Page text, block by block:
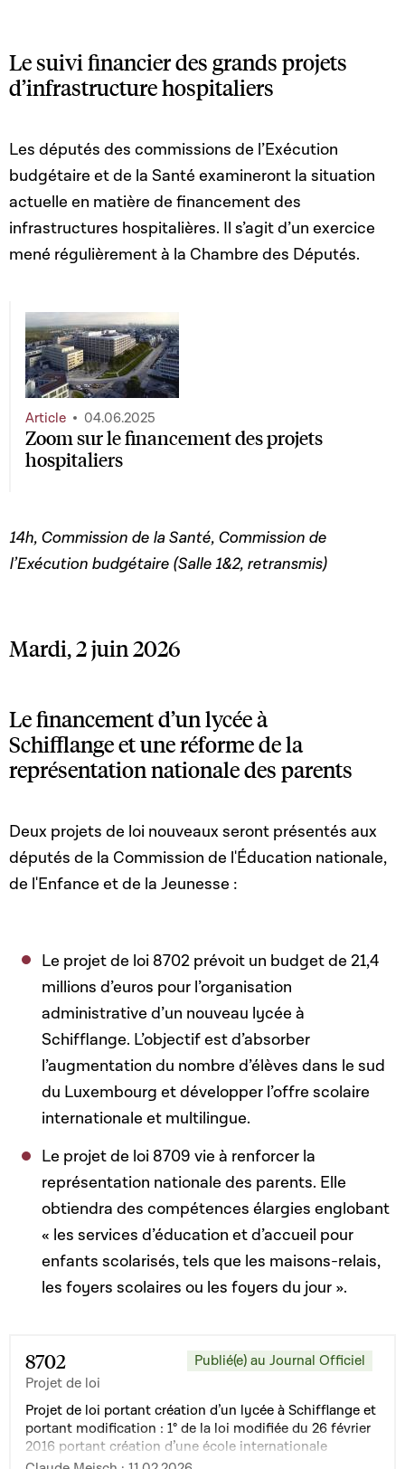
Le suivi financier des grands projets
d’infrastructure hospitaliers
Les députés des commissions de l’Exécution
budgétaire et de la Santé examineront la situation
actuelle en matière de financement des
infrastructures hospitalières. Il s’agit d’un exercice
mené régulièrement à la Chambre des Députés.
Zoom sur le financement des projets
hospitaliers
Article 04.06.2025
14h, Commission de la Santé, Commission de
l’Exécution budgétaire (Salle 1&2, retransmis)
Mardi, 2 juin 2026
Le financement d’un lycée à
Schifflange et une réforme de la
représentation nationale des parents
Deux projets de loi nouveaux seront présentés aux
députés de la Commission de l'Éducation nationale,
de l'Enfance et de la Jeunesse :
Le projet de loi 8702 prévoit un budget de 21,4
millions d’euros pour l’organisation
administrative d’un nouveau lycée à
Schifflange. L’objectif est d’absorber
l’augmentation du nombre d’élèves dans le sud
du Luxembourg et développer l’offre scolaire
internationale et multilingue.
Le projet de loi 8709 vie à renforcer la
représentation nationale des parents. Elle
obtiendra des compétences élargies englobant
« les services d’éducation et d’accueil pour
enfants scolarisés, tels que les maisons-relais,
les foyers scolaires ou les foyers du jour ».
8702
Projet de loi
Publié(e) au Journal Officiel
Projet de loi portant création d’un lycée à Schifflange et
portant modification : 1° de la loi modifiée du 26 février
2016 portant création d’une école internationale
publique à Differdange ; 2° de la loi du 19 décembre